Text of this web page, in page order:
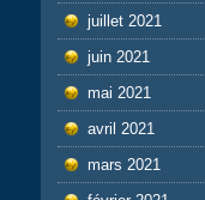
juillet 2021
juin 2021
mai 2021
avril 2021
mars 2021